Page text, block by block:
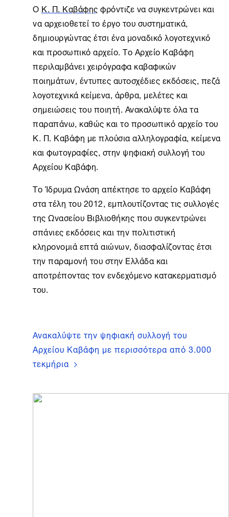
Ο Κ. Π. Καβάφηςφρόντιζε να συγκεντρώνει και
να αρχειοθετεί το έργο του συστηματικά,
δημιουργώντας έτσι ένα μοναδικό λογοτεχνικό
και προσωπικό αρχείο. ΤοΑρχείο Καβάφη
περιλαμβάνει χειρόγραφα καβαφικών
ποιημάτων, έντυπες αυτοσχέδιες εκδόσεις, πεζά
λογοτεχνικά κείμενα, άρθρα, μελέτες και
σημειώσεις του ποιητή. Ανακαλύψτε όλα τα
παραπάνω, καθώς και το προσωπικό αρχείο του
Κ. Π. Καβάφη με πλούσια αλληλογραφία, κείμενα
και φωτογραφίες, στην ψηφιακή συλλογή του
Αρχείου Καβάφη.
ΤοΊδρυμα Ωνάση απέκτησε το αρχείο Καβάφη
στα τέλη του 2012, εμπλουτίζοντας τις συλλογές
της Ωνασείου Βιβλιοθήκης που συγκεντρώνει
σπάνιες εκδόσεις και την πολιτιστική
κληρονομιά επτά αιώνων, διασφαλίζοντας έτσι
την παραμονή του στην Ελλάδα και
αποτρέποντας τον ενδεχόμενο κατακερματισμό
του.
Ανακαλύψτε την ψηφιακή συλλογή του
Αρχείου Καβάφη με περισσότερα από 3.000
τεκμήρια